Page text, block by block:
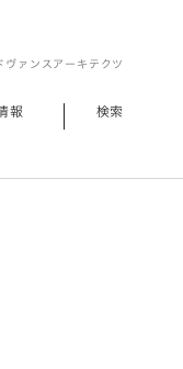
ヴァンスアーキテクツ
報 検索